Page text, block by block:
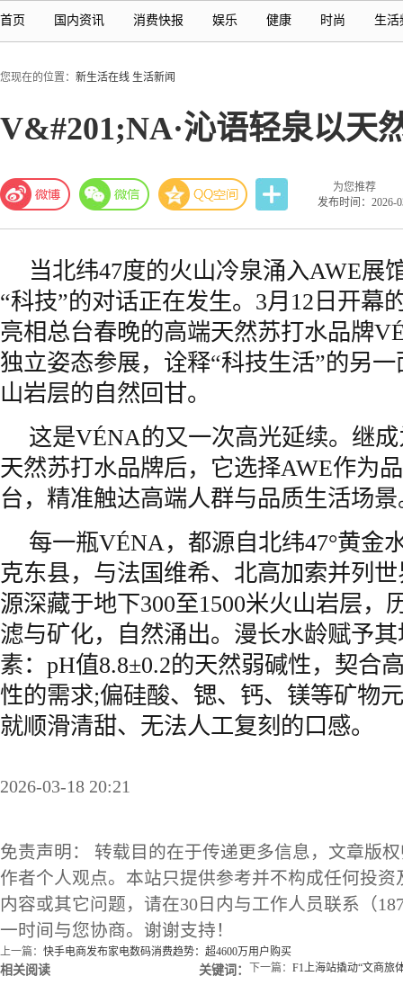
首页 国内资讯 消费快报 娱乐 健康 时尚 生活
您现在的位置： 新生活在线 生活新闻
V&#201;NA·沁语轻泉以天
为您推荐
发布时间：2026-
当北纬47度的火山冷泉涌入AWE展
“科技”的对话正在发生。3月12日开幕
亮相总台春晚的高端天然苏打水品牌
独立姿态参展，诠释“科技生活”的另
山岩层的自然回甘。
这是VÉNA的又一次高光延续。继
天然苏打水品牌后，它选择AWE作为
台，精准触达高端人群与品质生活场景
每一瓶VÉNA，都源自北纬47°黄
克东县，与法国维希、北高加索并列
源深藏于地下300至1500米火山岩层，
滤与矿化，自然涌出。漫长水龄赋予
素：pH值8.8±0.2的天然弱碱性，契合
性的需求;偏硅酸、锶、钙、镁等矿物
就顺滑清甜、无法人工复刻的口感。
2026-03-18 20:21
免责声明： 转载目的在于传递更多信息，文章版
作者个人观点。本站只提供参考并不构成任何投
内容或其它问题，请在30日内与工作人员联系（
一时间与您协商。谢谢支持！
上一篇： 快手电商发布家电数码消费趋势：超4600万用户购买
下一篇： F1上海站撬动“文商旅
相关阅读 关键词：